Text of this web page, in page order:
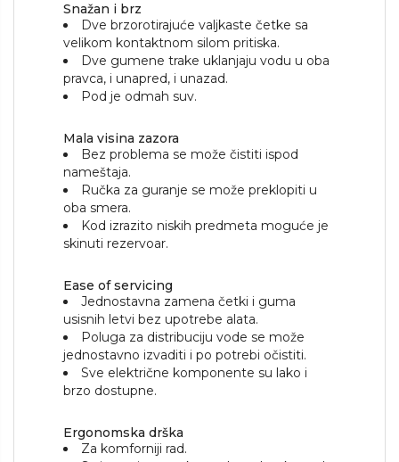
Snažan i brz
Dve brzorotirajuće valjkaste četke sa
velikom kontaktnom silom pritiska.
Dve gumene trake uklanjaju vodu u oba
pravca, i unapred, i unazad.
Pod je odmah suv.
Mala visina zazora
Bez problema se može čistiti ispod
nameštaja.
Ručka za guranje se može preklopiti u
oba smera.
Kod izrazito niskih predmeta moguće je
skinuti rezervoar.
Ease of servicing
Jednostavna zamena četki i guma
usisnih letvi bez upotrebe alata.
Poluga za distribuciju vode se može
jednostavno izvaditi i po potrebi očistiti.
Sve električne komponente su lako i
brzo dostupne.
Ergonomska drška
Za komforniji rad.